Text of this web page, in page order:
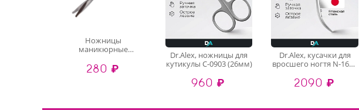
Ножницы
маникюрные
закругленными
концами I2973
280 ₽
Dr.Alex, ножницы для
кутикулы C-0903 (26мм)
960 ₽
Dr.Alex, кусачки для
вросшего ногтя N-1601
мм)
2090 ₽